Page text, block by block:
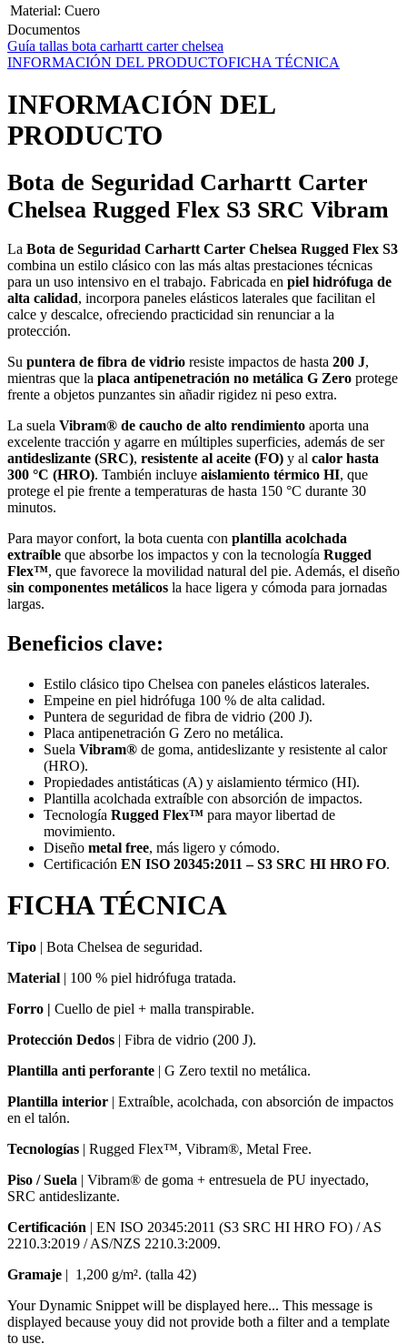
Material: Cuero
Documentos
Guía tallas bota carhartt carter chelsea
INFORMACIÓN DEL PRODUCTOFICHA TÉCNICA
INFORMACIÓN DEL
PRODUCTO
Bota de Seguridad Carhartt Carter
Chelsea Rugged Flex S3 SRC Vibram
La Bota de Seguridad Carhartt Carter Chelsea Rugged Flex S3
combina un estilo clásico con las más altas prestaciones técnicas
para un uso intensivo en el trabajo. Fabricada en piel hidrófuga de
alta calidad, incorpora paneles elásticos laterales que facilitan el
calce y descalce, ofreciendo practicidad sin renunciar a la
protección.
Su puntera de fibra de vidrio resiste impactos de hasta 200 J,
mientras que la placa antipenetración no metálica G Zero protege
frente a objetos punzantes sin añadir rigidez ni peso extra.
La suela Vibram® de caucho de alto rendimiento aporta una
excelente tracción y agarre en múltiples superficies, además de ser
antideslizante (SRC), resistente al aceite (FO) y al calor hasta
300 °C (HRO). También incluye aislamiento térmico HI, que
protege el pie frente a temperaturas de hasta 150 °C durante 30
minutos.
Para mayor confort, la bota cuenta con plantilla acolchada
extraíble que absorbe los impactos y con la tecnología Rugged
Flex™, que favorece la movilidad natural del pie. Además, el diseño
sin componentes metálicos la hace ligera y cómoda para jornadas
largas.
Beneficios clave:
Estilo clásico tipo Chelsea con paneles elásticos laterales.
Empeine en piel hidrófuga 100 % de alta calidad.
Puntera de seguridad de fibra de vidrio (200 J).
Placa antipenetración G Zero no metálica.
Suela Vibram® de goma, antideslizante y resistente al calor
(HRO).
Propiedades antistáticas (A) y aislamiento térmico (HI).
Plantilla acolchada extraíble con absorción de impactos.
Tecnología Rugged Flex™ para mayor libertad de
movimiento.
Diseño metal free, más ligero y cómodo.
Certificación EN ISO 20345:2011 – S3 SRC HI HRO FO.
FICHA TÉCNICA
Tipo | Bota Chelsea de seguridad.
Material | 100 % piel hidrófuga tratada.
Forro | Cuello de piel + malla transpirable.
Protección Dedos | Fibra de vidrio (200 J).
Plantilla anti perforante | G Zero textil no metálica.
Plantilla interior | Extraíble, acolchada, con absorción de impactos
en el talón.
Tecnologías | Rugged Flex™, Vibram®, Metal Free.
Piso / Suela | Vibram® de goma + entresuela de PU inyectado,
SRC antideslizante.
Certificación | EN ISO 20345:2011 (S3 SRC HI HRO FO) / AS
2210.3:2019 / AS/NZS 2210.3:2009.
Gramaje | 1,200 g/m². (talla 42)
Your Dynamic Snippet will be displayed here... This message is
displayed because youy did not provide both a filter and a template
to use.